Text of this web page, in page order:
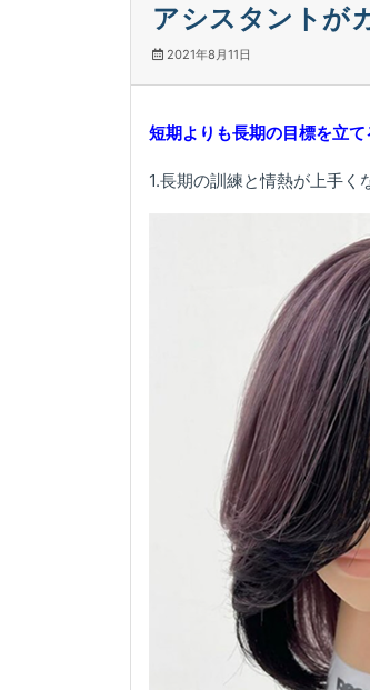
アシスタントが
2021年8月11日
短期よりも長期の目標を立て
1.長期の訓練と情熱が上手く